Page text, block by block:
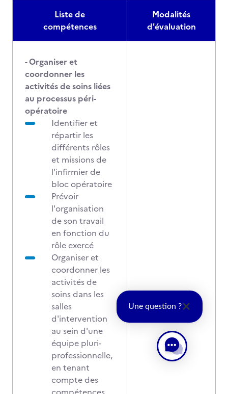
Liste de
compétences
Modalités
d'évaluation
- Organiser et
coordonner les
activités de soins liées
au processus péri-
opératoire
Identifier et
répartir les
différents rôles
et missions de
l'infirmier de
bloc opératoire
Prévoir
l'organisation
de son travail
en fonction du
rôle exercé
Organiser et
coordonner les
activités de
soins dans les
salles
d'intervention
au sein d'une
équipe pluri-
professionnelle,
en tenant
compte des
Une question ?